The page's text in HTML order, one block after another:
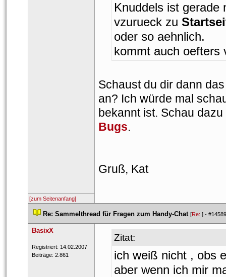
Knuddels ist gerade
vzurueck zu
oder so aehnlich.
kommt auch oefters
Schaust du dir dann
an? Ich würde mal
bekannt ist. Schau
Bug.
Gruß, Kat
[zum Seitenanfang]
Re: Sammelthread für Fragen zum Handy-Chat [Re: ] -
BasixX
Registriert: 14.02.2007
Beiträge: 2.861
Zitat:
ich weiß nicht , obs
aber wenn ich mir